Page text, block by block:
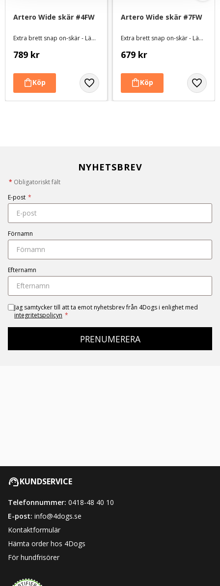
Artero Wide skär #4FW
Extra brett snap on-skär - Lämnar 9,6 mm
789 kr
Artero Wide skär #7FW
Extra brett snap on-skär - Lämnar 3,2 mm
679 kr
NYHETSBREV
* Obligatoriskt fält
E-post *
Förnamn
Efternamn
Jag samtycker till att ta emot nyhetsbrev från 4Dogs i enlighet med
integritetspolicyn *
PRENUMERERA
KUNDSERVICE
Telefonnummer: 0418-48 40 10
E-post: info@4dogs.se
Kontaktformulär
Hämta order hos 4Dogs
För hundfrisörer